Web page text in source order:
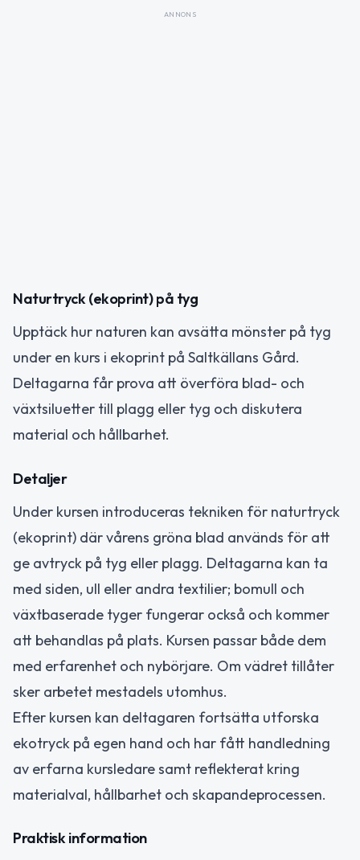
ANNONS
Naturtryck (ekoprint) på tyg
Upptäck hur naturen kan avsätta mönster på tyg
under en kurs i ekoprint på Saltkällans Gård.
Deltagarna får prova att överföra blad- och
växtsiluetter till plagg eller tyg och diskutera
material och hållbarhet.
Detaljer
Under kursen introduceras tekniken för naturtryck
(ekoprint) där vårens gröna blad används för att
ge avtryck på tyg eller plagg. Deltagarna kan ta
med siden, ull eller andra textilier; bomull och
växtbaserade tyger fungerar också och kommer
att behandlas på plats. Kursen passar både dem
med erfarenhet och nybörjare. Om vädret tillåter
sker arbetet mestadels utomhus.
Efter kursen kan deltagaren fortsätta utforska
ekotryck på egen hand och har fått handledning
av erfarna kursledare samt reflekterat kring
materialval, hållbarhet och skapandeprocessen.
Praktisk information